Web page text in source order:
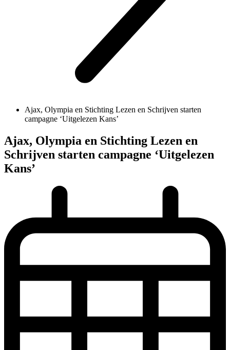
Ajax, Olympia en Stichting Lezen en Schrijven starten
campagne ‘Uitgelezen Kans’
Ajax, Olympia en Stichting Lezen en
Schrijven starten campagne ‘Uitgelezen
Kans’